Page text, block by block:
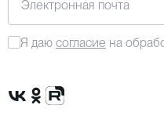
Электронная почта
Я даю согласие на
Сообщество VK
Группа в одноклассниках
Канал Rutube